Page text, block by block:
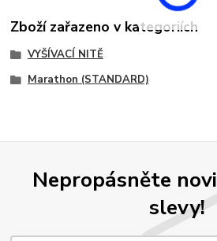
Zboží zařazeno v kategoriích
VYŠÍVACÍ NITĚ
Marathon (STANDARD)
Nepropásněte
slevy!